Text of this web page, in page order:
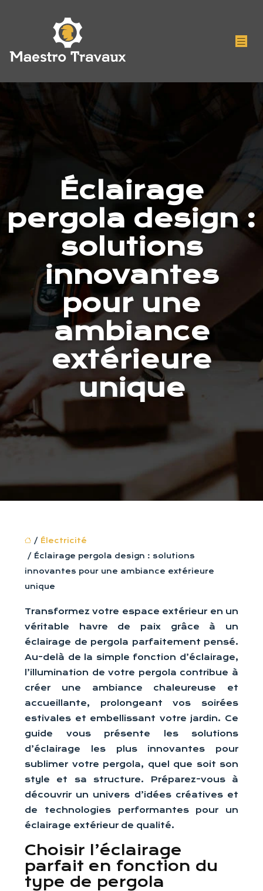
Éclairage
pergola design :
solutions
innovantes
pour une
ambiance
extérieure
unique
/ Électricité
/ Éclairage pergola design : solutions
innovantes pour une ambiance extérieure
unique
Transformez votre espace extérieur en un
véritable havre de paix grâce à un
éclairage de pergola parfaitement pensé.
Au-delà de la simple fonction d’éclairage,
l’illumination de votre pergola contribue à
créer une ambiance chaleureuse et
accueillante, prolongeant vos soirées
estivales et embellissant votre jardin. Ce
guide vous présente les solutions
d’éclairage les plus innovantes pour
sublimer votre pergola, quel que soit son
style et sa structure. Préparez-vous à
découvrir un univers d’idées créatives et
de technologies performantes pour un
éclairage extérieur de qualité.
Choisir l’éclairage
parfait en fonction du
type de pergola